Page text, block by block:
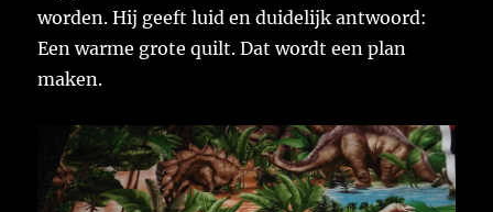
worden. Hij geeft luid en duidelijk antwoord:
Een warme grote quilt. Dat wordt een plan
maken.